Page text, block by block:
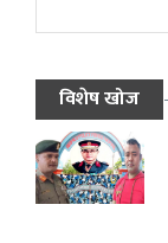
विशेष खोज